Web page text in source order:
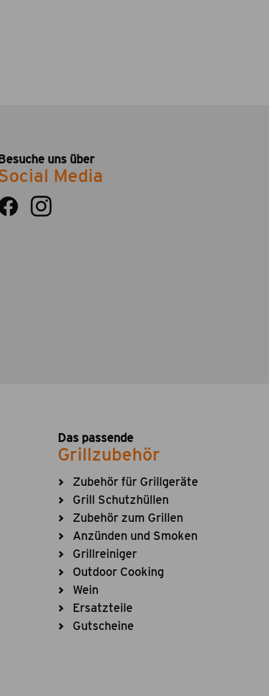
uns über
Media
Das passende
Grillzubehör
Zubehör für Grillgeräte
Grill Schutzhüllen
Zubehör zum Grillen
Anzünden und Smoken
Grillreiniger
Outdoor Cooking
Wein
Ersatzteile
Gutscheine